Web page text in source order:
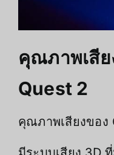
คุณภาพเสี
Quest 2
คุณภาพเสียงของ